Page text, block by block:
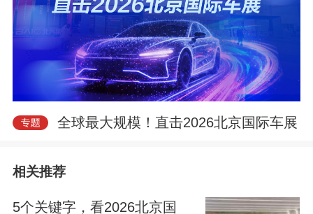
全球最大规模！直击2026北京国际车展
相关推荐
5个关键字，看2026北京国